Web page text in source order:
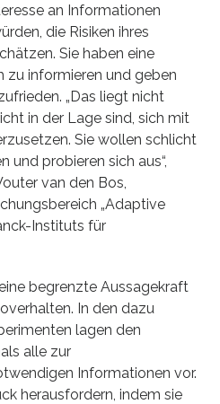
an Informationen
die Risiken ihres
Sie haben eine
zu informieren und geben
„Das liegt nicht
in der Lage sind, sich mit
Sie wollen schlicht
und probieren sich aus“,
van den Bos,
„Adaptive
Instituts für
begrenzte Aussagekraft
In den dazu
lagen den
alle zur
Informationen vor.
herausfordern, indem sie